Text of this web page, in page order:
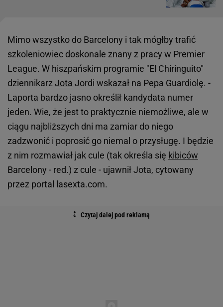
Mimo wszystko do Barcelony i tak mógłby trafić
szkoleniowiec doskonale znany z pracy w Premier
League. W hiszpańskim programie "El Chiringuito"
dziennikarzJota Jordi wskazał na Pepa Guardiolę. -
Laporta bardzo jasno określił kandydata numer
jeden. Wie, że jest to praktycznie niemożliwe, ale w
ciągu najbliższych dni ma zamiar do niego
zadzwonić i poprosić go niemal o przysługę. I będzie
z nim rozmawiał jak cule (tak określa się kibiców
Barcelony - red.) z cule - ujawnił Jota, cytowany
przez portal lasexta.com.